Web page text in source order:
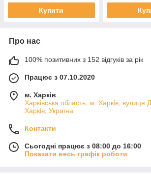
Купити
50 штук
Про нас
100% позитивних з 152 відгуків за рік
Працює з 07.10.2020
м. Харків
Харківська область, м. Харків, вулиця
Харків, Україна
Контакти
Сьогодні працює з 08:00 до 16:00
Показати весь графік роботи